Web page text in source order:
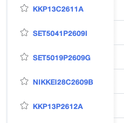
KKP13C2611A
SET5041P2609I
SET5019P2609G
NIKKEI28C2609B
KKP13P2612A